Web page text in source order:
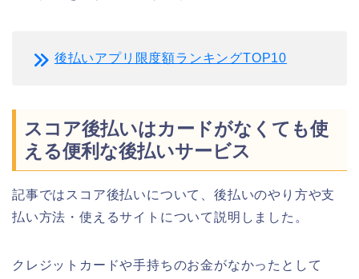
後払いアプリ限度額ランキングTOP10
スコア後払いはカードがなくても使
える便利な後払いサービス
記事ではスコア後払いについて、後払いのやり方や支
払い方法・使えるサイトについて説明しました。
クレジットカードや手持ちのお金がなかったとして